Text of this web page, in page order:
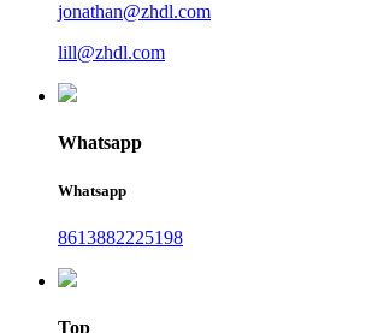
jonathan@zhdl.com
lill@zhdl.com
Whatsapp
Whatsapp
8613882225198
Top